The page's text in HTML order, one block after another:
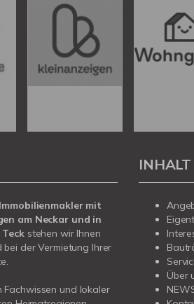
Immobilienmakler mit
am Neckar und in
stehen wir Ihnen
bei der Vermietung Ihrer
Fachwissen und lokaler
INHALT
Über